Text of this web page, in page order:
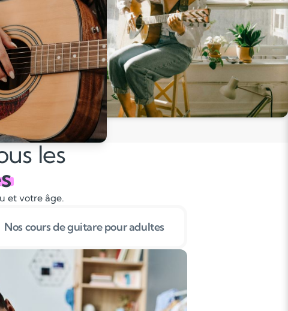
les
et votre âge.
Nos cours de guitare pour adultes